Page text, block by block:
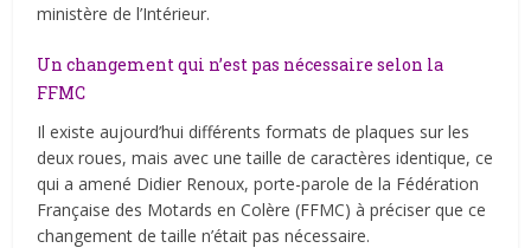
ministère de l’Intérieur.
Un changement qui n’est pas nécessaire selon la
FFMC
Il existe aujourd’hui différents formats de plaques sur les
deux roues, mais avec une taille de caractères identique, ce
qui a amené Didier Renoux, porte-parole de la Fédération
Française des Motards en Colère (FFMC) à préciser que ce
changement de taille n’était pas nécessaire.